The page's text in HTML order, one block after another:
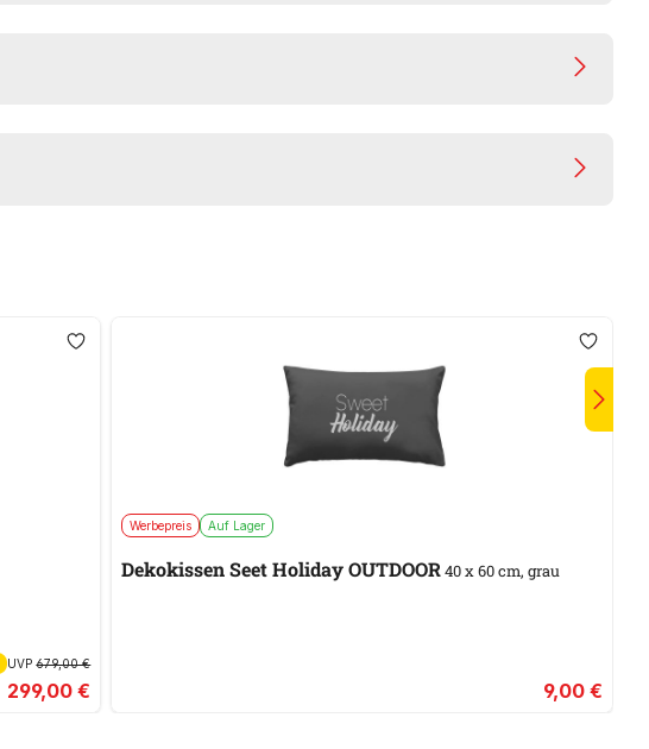
UVP679,00 €
299,00 €
Werbepreis Auf Lager
Dekokissen Seet Holiday OUTDOOR40 x 60 cm, grau
9,00 €